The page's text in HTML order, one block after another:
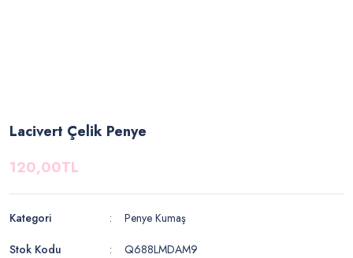
Lacivert Çelik Penye
120,00TL
Kategori
Penye Kumaş
Stok Kodu
Q688LMDAM9